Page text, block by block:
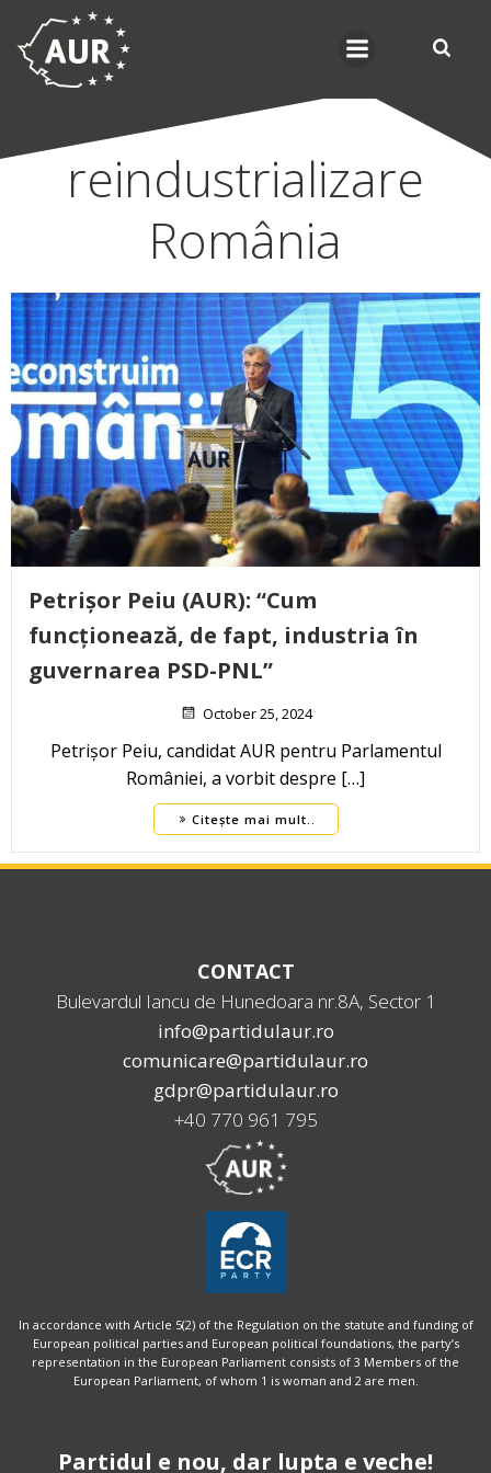
reindustrializare
România
Petrișor Peiu (AUR): “Cum
funcționează, de fapt, industria în
guvernarea PSD-PNL”
October 25, 2024
Petrișor Peiu, candidat AUR pentru Parlamentul
României, a vorbit despre […]
Citește mai mult..
CONTACT
Bulevardul Iancu de Hunedoara nr.8A, Sector 1
info@partidulaur.ro
comunicare@partidulaur.ro
gdpr@partidulaur.ro
+40 770 961 795
In accordance with Article 5(2) of the Regulation on the statute and funding of
European political parties and European political foundations, the party’s
representation in the European Parliament consists of 3 Members of the
European Parliament, of whom 1 is woman and 2 are men.
Partidul e nou, dar lupta e veche!